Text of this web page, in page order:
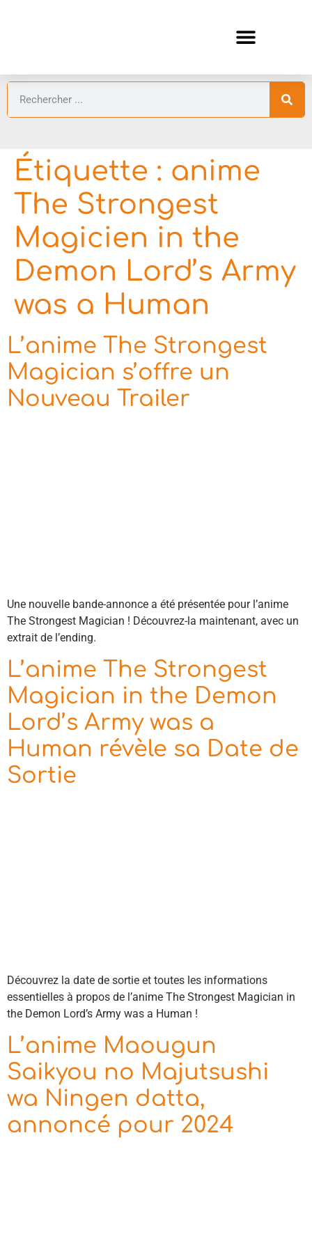
Étiquette : anime
The Strongest
Magicien in the
Demon Lord’s Army
was a Human
L’anime The Strongest
Magician s’offre un
Nouveau Trailer
Une nouvelle bande-annonce a été présentée pour l’anime
The Strongest Magician ! Découvrez-la maintenant, avec un
extrait de l’ending.
L’anime The Strongest
Magician in the Demon
Lord’s Army was a
Human révèle sa Date de
Sortie
Découvrez la date de sortie et toutes les informations
essentielles à propos de l’anime The Strongest Magician in
the Demon Lord’s Army was a Human !
L’anime Maougun
Saikyou no Majutsushi
wa Ningen datta,
annoncé pour 2024